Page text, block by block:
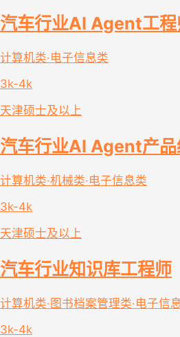
汽车行业AI Agent工程
计算机类·电子信息类
3k-4k
天津硕士及以上
汽车行业AI Agent产品
计算机类·机械类·电子信息类
3k-4k
天津硕士及以上
汽车行业知识库工程师
计算机类·图书档案管理类·电子信
3k-4k